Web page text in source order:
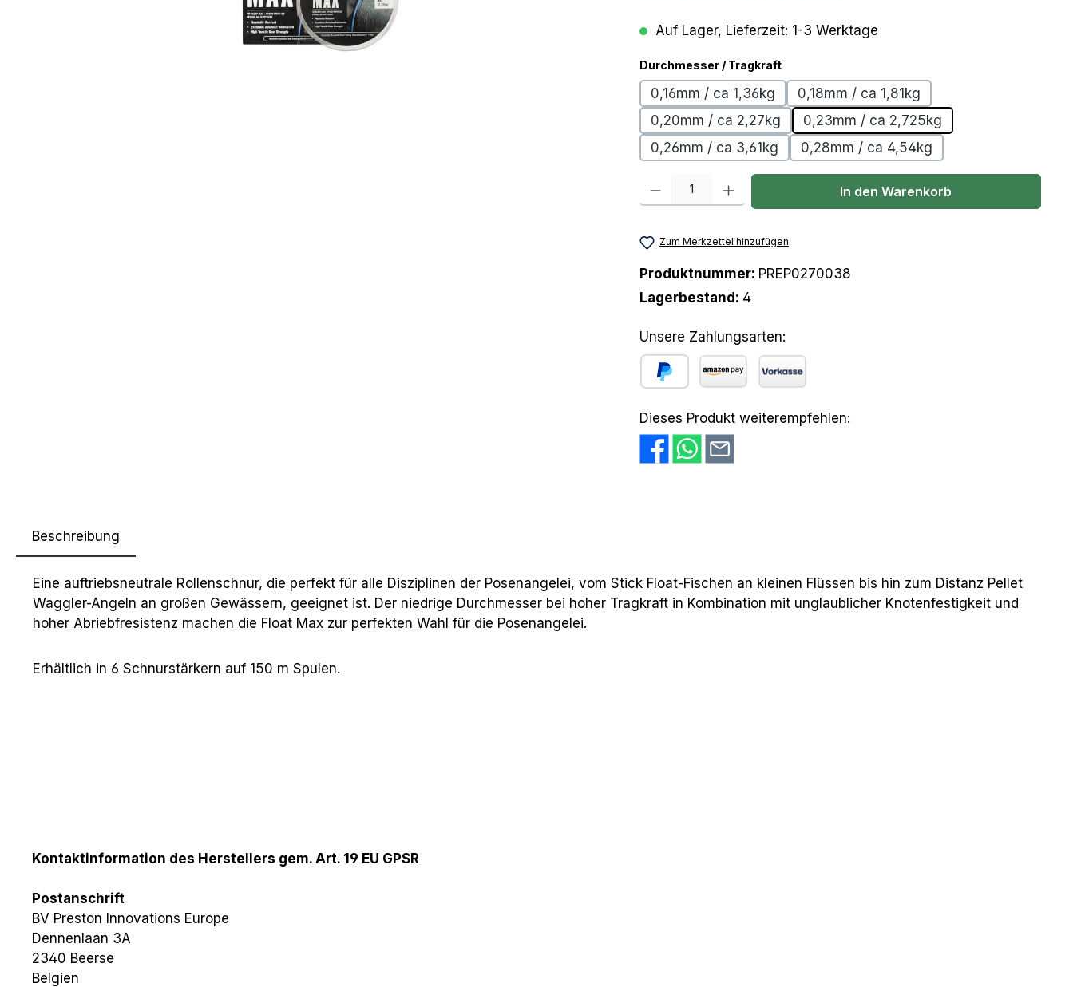
Auf Lager, Lieferzeit: 1-3 Werktage
Durchmesser / Tragkraftauswählen
0,16mm / ca 1,36kg
0,18mm / ca 1,81kg
0,20mm / ca 2,27kg
0,23mm / ca 2,725kg
0,26mm / ca 3,61kg
0,28mm / ca 4,54kg
Produkt Anzahl: Gib den gewünschten Wert ein oder benutze die Schaltflächen
In den Warenkorb
Zum Merkzettel hinzufügen
Produktnummer: PREP0270038
Lagerbestand: 4
Unsere Zahlungsarten:
Dieses Produkt weiterempfehlen:
Beschreibung
Eine auftriebsneutrale Rollenschnur, die perfekt für alle Disziplinen der Posenangelei, vom Stick Float-Fischen an kleinen Flüssen bis hin zum Distanz Pellet
Waggler-Angeln an großen Gewässern, geeignet ist. Der niedrige Durchmesser bei hoher Tragkraft in Kombination mit unglaublicher Knotenfestigkeit und
hoher Abriebfresistenz machen die Float Max zur perfekten Wahl für die Posenangelei.
Erhältlich in 6 Schnurstärkern auf 150 m Spulen.
Kontaktinformation des Herstellers gem. Art. 19 EU GPSR
Postanschrift
BV Preston Innovations Europe
Dennenlaan 3A
2340 Beerse
Belgien